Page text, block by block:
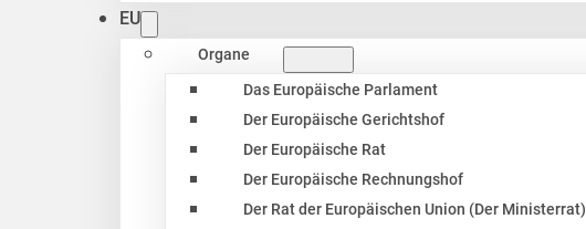
EU
Organe
Das Europäische Parlament
Der Europäische Gerichtshof
Der Europäische Rat
Der Europäische Rechnungshof
Der Rat der Europäischen Union (Der Ministerrat)